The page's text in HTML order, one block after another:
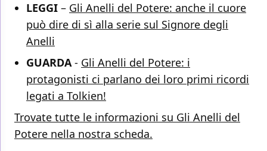
LEGGI – Gli Anelli del Potere: anche il cuore
può dire di sì alla serie sul Signore degli
Anelli
GUARDA- Gli Anelli del Potere: i
protagonisti ci parlano dei loro primi ricordi
legati a Tolkien!
Trovate tutte le informazioni su Gli Anelli del
Potere nella nostra scheda.